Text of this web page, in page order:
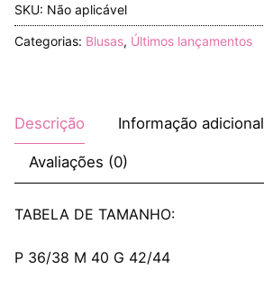
SKU: Não aplicável
Categorias: Blusas, Últimos lançamentos
Descrição Informação adicional
Avaliações (0)
TABELA DE TAMANHO:
P 36/38 M 40 G 42/44